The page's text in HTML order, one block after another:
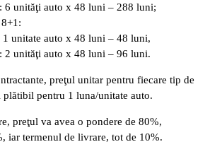
unităţi auto x 48 luni – 288 luni;
unitate auto x 48 luni – 48 luni,
unităţi auto x 48 luni – 96 luni.
preţul unitar pentru fiecare tip de
pentru 1 luna/unitate auto.
preţul va avea o pondere de 80%,
iar termenul de livrare, tot de 10%.